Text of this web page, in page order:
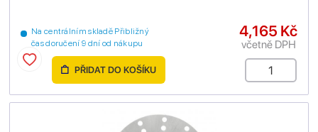
Na centrálním skladě Přibližný
čas doručení 9 dní od nákupu
4,165 Kč
včetně DPH
PŘIDAT DO KOŠÍKU